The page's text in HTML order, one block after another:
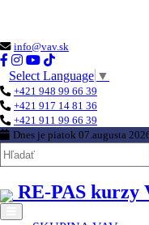
info@vav.sk
Select Language ▼
+421 948 99 66 39
+421 917 14 81 36
+421 911 99 66 39
Dnes je piatok 07.augusta
RE-PAS kurzy